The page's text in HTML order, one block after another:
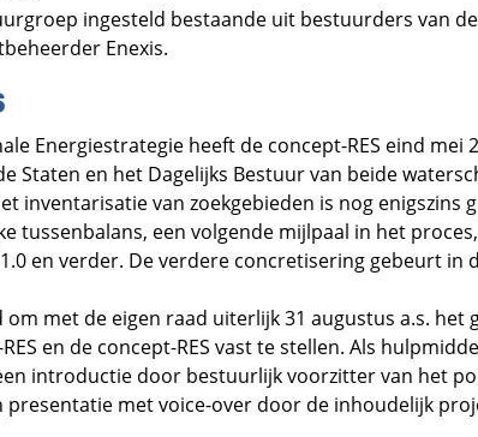
ingesteld bestaande uit bestuurders van
Enexis.
Energiestrategie heeft de concept-RES eind mei
Staten en het Dagelijks Bestuur van beide
inventarisatie van zoekgebieden is nog enigszins
tussenbalans, een volgende mijlpaal in het
en verder. De verdere concretisering gebeurt in
om met de eigen raad uiterlijk 31 augustus a.s. het
en de concept-RES vast te stellen. Als
introductie door bestuurlijk voorzitter van het
presentatie met voice-over door de inhoudelijk